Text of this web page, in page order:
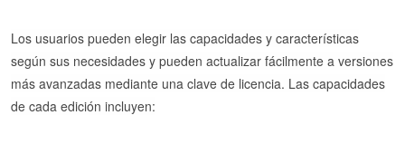
Los usuarios pueden elegir las capacidades y características
según sus necesidades y pueden actualizar fácilmente a versiones
más avanzadas mediante una clave de licencia. Las capacidades
de cada edición incluyen: